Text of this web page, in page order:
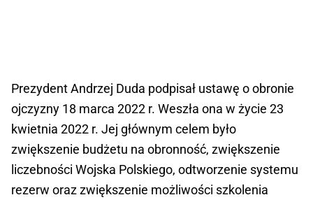
Prezydent Andrzej Duda podpisał ustawę o obronie
ojczyzny 18 marca 2022 r. Weszła ona w życie 23
kwietnia 2022 r. Jej głównym celem było
zwiększenie budżetu na obronność, zwiększenie
liczebności Wojska Polskiego, odtworzenie systemu
rezerw oraz zwiększenie możliwości szkolenia